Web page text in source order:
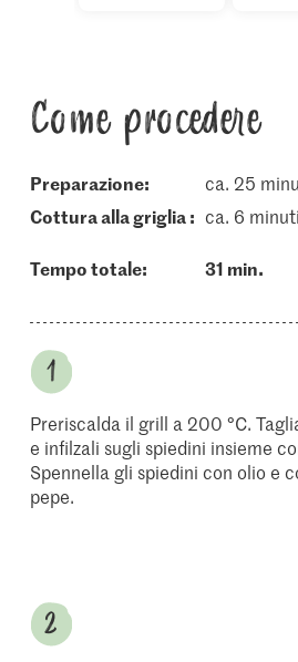
Come procedere
Preparazione:
ca. 25
cottura alla griglia : ca. 6 minuti
Tempo totale: 31 min.
Preriscalda il grill a 200 °C.
e infilzali sugli spiedini insieme
Spennella gli spiedini con olio e
pepe.